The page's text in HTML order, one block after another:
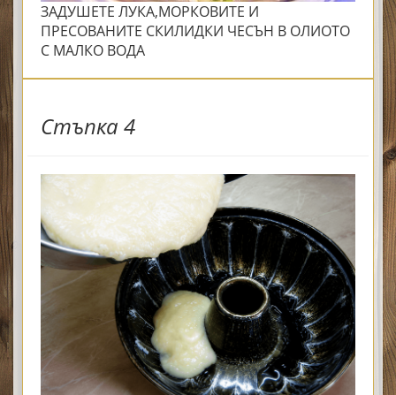
ЗАДУШЕТЕ ЛУКА,МОРКОВИТЕ И
ПРЕСОВАНИТЕ СКИЛИДКИ ЧЕСЪН В ОЛИОТО
С МАЛКО ВОДА
Стъпка 4